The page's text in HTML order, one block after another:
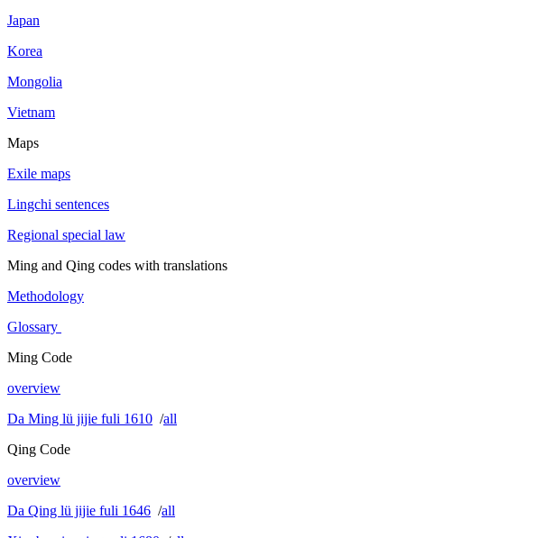
Japan
Korea
Mongolia
Vietnam
Maps
Exile maps
Lingchi sentences
Regional special law
Ming and Qing codes with translations
Methodology
Glossary
Ming Code
overview
Da Ming lü jijie fuli 1610 /all
Qing Code
overview
Da Qing lü jijie fuli 1646 /all